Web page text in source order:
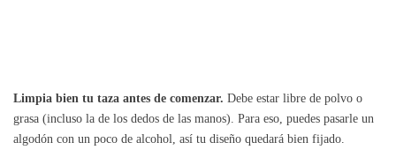
Limpia bien tu taza antes de comenzar. Debe estar libre de polvo o
grasa (incluso la de los dedos de las manos). Para eso, puedes pasarle un
algodón con un poco de alcohol, así tu diseño quedará bien fijado.